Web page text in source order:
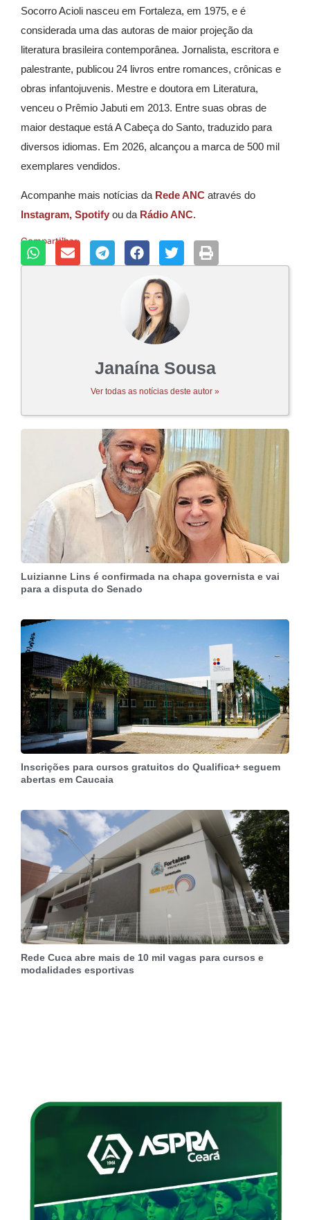
Socorro Acioli nasceu em Fortaleza, em 1975, e é
considerada uma das autoras de maior projeção da
literatura brasileira contemporânea. Jornalista, escritora e
palestrante, publicou 24 livros entre romances, crônicas e
obras infantojuvenis. Mestre e doutora em Literatura,
venceu o Prêmio Jabuti em 2013. Entre suas obras de
maior destaque está A Cabeça do Santo, traduzido para
diversos idiomas. Em 2026, alcançou a marca de 500 mil
exemplares vendidos.
Acompanhe mais notícias da Rede ANC através do
Instagram, Spotify ou da Rádio ANC.
Compartilhar:
Janaína Sousa
Ver todas as notícias deste autor »
Luizianne Lins é confirmada na chapa governista e vai
para a disputa do Senado
Inscrições para cursos gratuitos do Qualifica+ seguem
abertas em Caucaia
Rede Cuca abre mais de 10 mil vagas para cursos e
modalidades esportivas